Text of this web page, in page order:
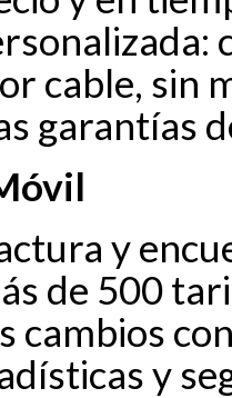
cable, sin
garantías
y
de 500
cambios
y